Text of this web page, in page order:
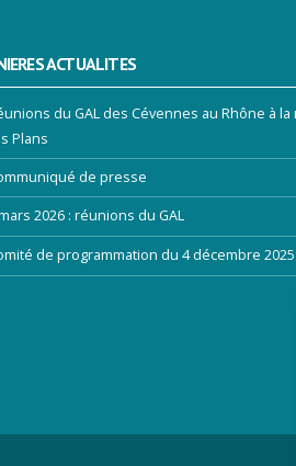
ACTUALITES
du GAL des Cévennes au Rhône à la
Plans
de presse
2026 : réunions du GAL
de programmation du 4 décembre 2025